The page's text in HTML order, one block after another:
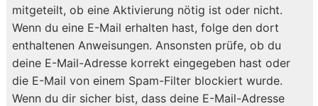
mitgeteilt, ob eine Aktivierung nötig ist oder nicht.
Wenn du eine E-Mail erhalten hast, folge den dort
enthaltenen Anweisungen. Ansonsten prüfe, ob du
deine E-Mail-Adresse korrekt eingegeben hast oder
die E-Mail von einem Spam-Filter blockiert wurde.
Wenn du dir sicher bist, dass deine E-Mail-Adresse